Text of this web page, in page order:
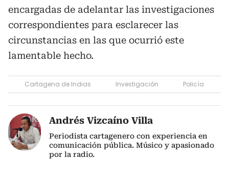
encargadas de adelantar las investigaciones
correspondientes para esclarecer las
circunstancias en las que ocurrió este
lamentable hecho.
Cartagena de Indias Investigación Policía
Andrés Vizcaíno Villa
Periodista cartagenero con experiencia en
comunicación pública. Músico y apasionado
por la radio.